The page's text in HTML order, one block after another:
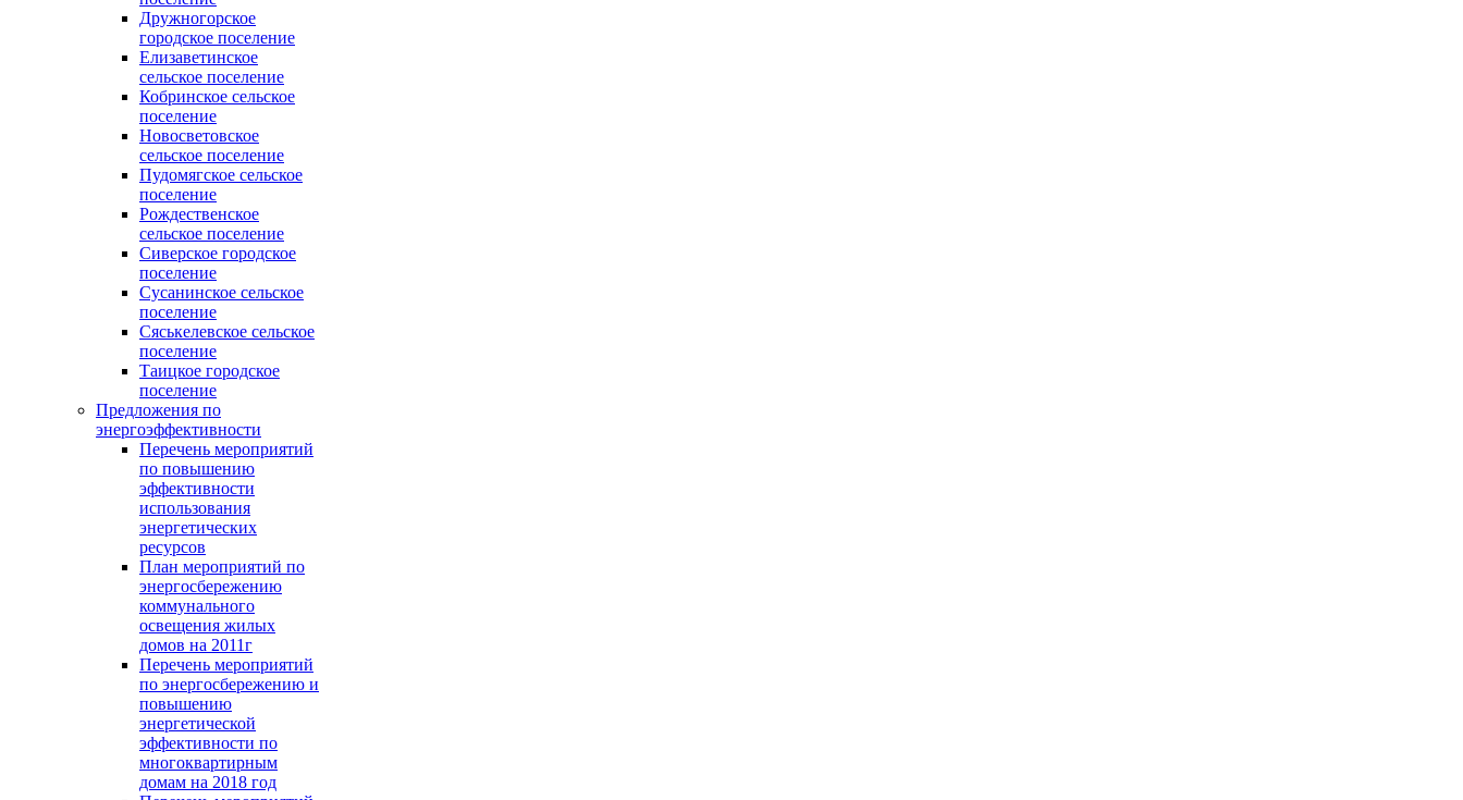
Дружногорское
городское поселение
Елизаветинское
сельское поселение
Кобринское сельское
поселение
Новосветовское
сельское поселение
Пудомягское сельское
поселение
Рождественское
сельское поселение
Сиверское городское
поселение
Сусанинское сельское
поселение
Сяськелевское сельское
поселение
Таицкое городское
поселение
Предложения по
энергоэффективности
Перечень мероприятий
по повышению
эффективности
использования
энергетических
ресурсов
План мероприятий по
энергосбережению
коммунального
освещения жилых
домов на 2011г
Перечень мероприятий
по энергосбережению и
повышению
энергетической
эффективности по
многоквартирным
домам на 2018 год